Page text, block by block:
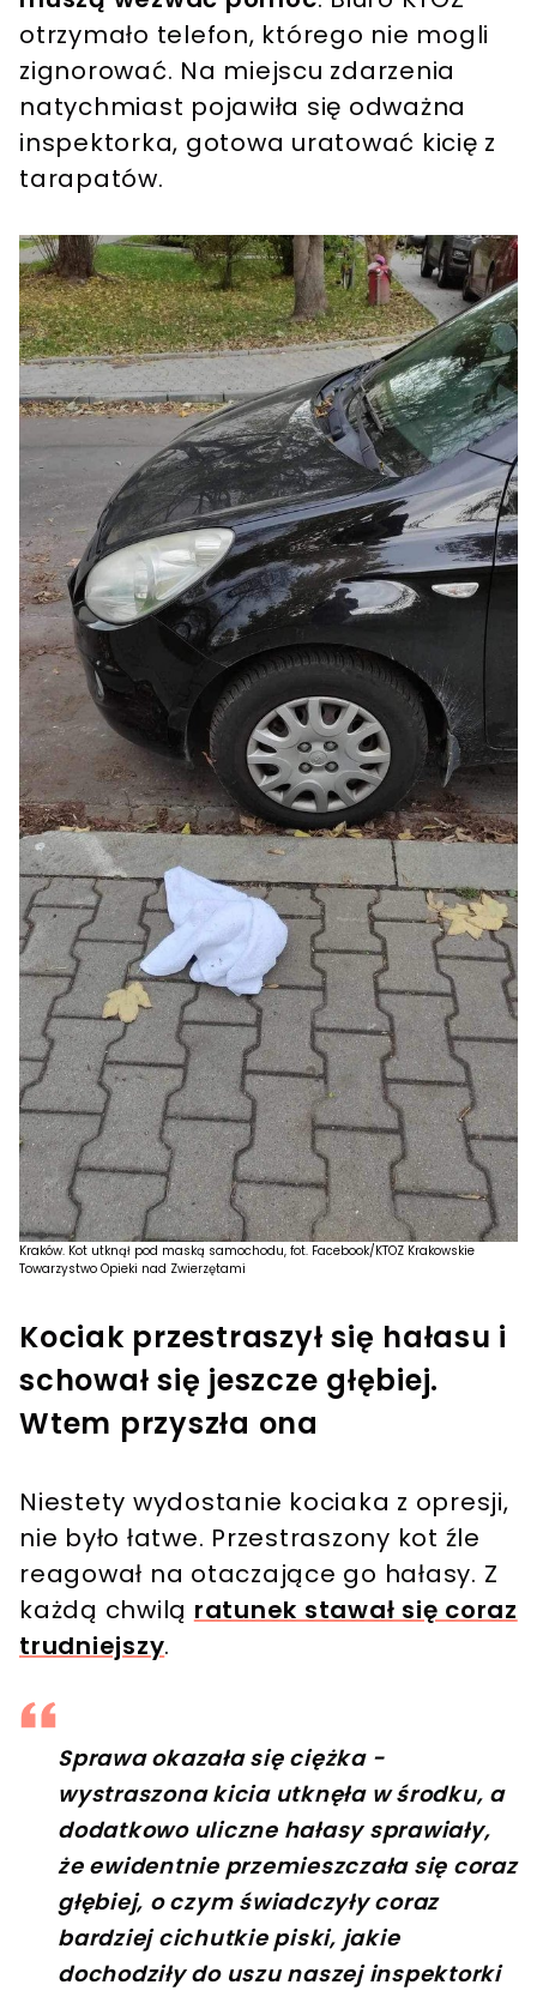
otrzymało telefon, którego nie mogli
zignorować. Na miejscu zdarzenia
natychmiast pojawiła się odważna
inspektorka, gotowa uratować kicię z
tarapatów.
Kraków. Kot utknął pod maską samochodu, fot. Facebook/KTOZ Krakowskie
Towarzystwo Opieki nad Zwierzętami
Kociak przestraszył się hałasu i
schował się jeszcze głębiej.
Wtem przyszła ona
Niestety wydostanie kociaka z opresji,
nie było łatwe. Przestraszony kot źle
reagował na otaczające go hałasy. Z
każdą chwilą ratunek stawał się coraz
trudniejszy.
Sprawa okazała się ciężka -
wystraszona kicia utknęła w środku, a
dodatkowo uliczne hałasy sprawiały,
że ewidentnie przemieszczała się coraz
głębiej, o czym świadczyły coraz
bardziej cichutkie piski, jakie
dochodziły do uszu naszej inspektorki